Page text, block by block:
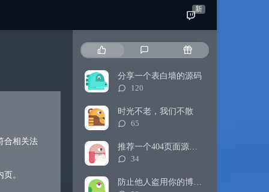
新
合相关法
。
门
文
章
新
评
随
机
文
分享一个表白墙的源码
评
数：
120
时光不老，我们不散
评
数：
65
推荐一个404页面源码（附修改方式）
评
数：
34
防止他人盗用你的博客内容